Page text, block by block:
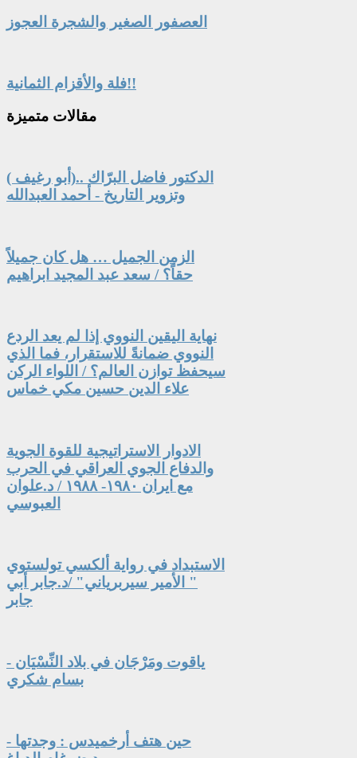
العصفور الصغير والشجرة العجوز
فلة والأقزام الثمانية!!
مقالات متميزة
الدكتور فاضل البرّاك ..(أبو رغيف )
وتزوير التاريخ - أحمد العبدالله
الزمن الجميل … هل كان جميلاً
حقاً؟ / سعد عبد المجيد ابراهيم
نهاية اليقين النووي إذا لم يعد الردع
النووي ضمانةً للاستقرار، فما الذي
سيحفظ توازن العالم؟ / اللواء الركن
علاء الدين حسين مكي خماس
الادوار الاستراتيجية للقوة الجوية
والدفاع الجوي العراقي في الحرب
مع ايران ١٩٨٠- ١٩٨٨ / د.علوان
العبوسي
الاستبداد في رواية ألكسي تولستوي
" الأمير سيربرياني" /د.جابر أبي
جابر
ياقوت ومَرْجَان في بلاد النِّسْيَان -
بسام شكري
حين هتف أرخميدس : وجدتها -